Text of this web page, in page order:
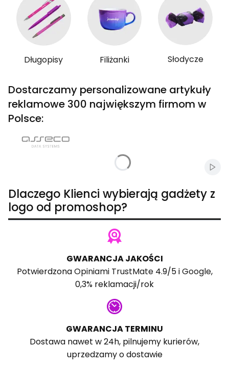
Długopisy Filiżanki Słodycze
Dostarczamy personalizowane artykuły
reklamowe 300 największym firmom w
Polsce:
Dlaczego Klienci wybierają gadżety z
logo od promoshop?
GWARANCJA JAKOŚCI
PotwierdzonaOpiniami TrustMate4.9/5 iGoogle,
0,3% reklamacji/rok
GWARANCJA TERMINU
Dostawa nawet w 24h, pilnujemy kurierów,
uprzedzamy o dostawie